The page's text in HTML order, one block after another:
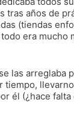
tras años de
(tiendas
era mucho
las arreglaba
tiempo,
él (¿hace